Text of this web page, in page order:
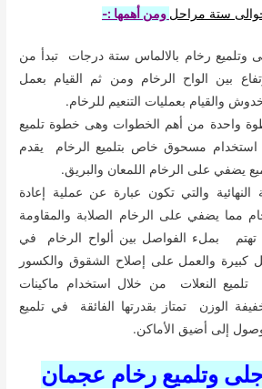
ستة مراحل ومن أهمها :-
وتلميع رخام بالالماس ستة درجات تبدأ من
بين الواح الرخام ومن ثم القيام بعمل
والقيام بعمليات التنعيم للرخام.
واحدة من أهم الخطوات وهى خطوة تلميع
استخدام مسحوق خاص بتلميع الرخام يقدم
يضفي على الرخام اللمعان والبريق.
النهائية والتي تكون عبارة عن عملية إعادة
مما يضفي على الرخام الصلابة والمقاومة
تهتم بملء الفواصل بين ألواح الرخام في
كبيرة والعمل على إصلاح الشقوق والكسور
تلميع النعلات من خلال استخدام ماكينات
الوزن تمتاز بقدرتها الفائقة في تلميع
إلى أضيق الأماكن.
وتلميع رخام عجمان